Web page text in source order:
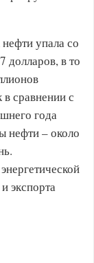
упала со
долларов, в то
сравнении с
года
нефти – около
экспорта